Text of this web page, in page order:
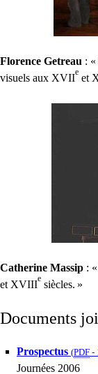
Florence Getreau : «
visuels aux XVII
e
et
Catherine Massip : «
et XVIII
e
siècles. »
Documents
Prospectus (PDF -
Journées 2006